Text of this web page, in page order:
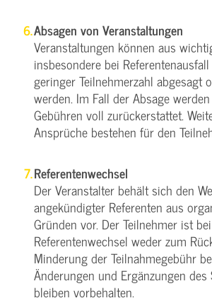
Absagen von Veranstaltungen
Veranstaltungen können aus
insbesondere bei
geringer Teilnehmerzahl abgesagt
werden. Im Fall der Absage
Gebühren voll zurückerstattet.
Ansprüche bestehen für den
Referentenwechsel
Der Veranstalter behält sich den
angekündigter Referenten aus
Gründen vor. Der Teilnehmer ist bei
Referentenwechsel weder zum
Minderung der Teilnahmegebühr
Änderungen und Ergänzungen des
bleiben vorbehalten.